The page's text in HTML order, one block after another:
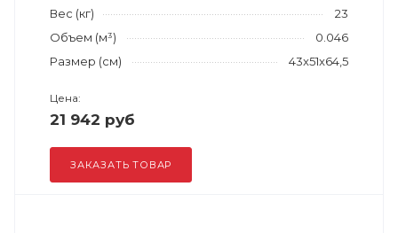
Вес (кг)
23
Объем (м³)
0.046
Размер (см)
43x51x64,5
Цена:
21 942 руб
ЗАКАЗАТЬ ТОВАР